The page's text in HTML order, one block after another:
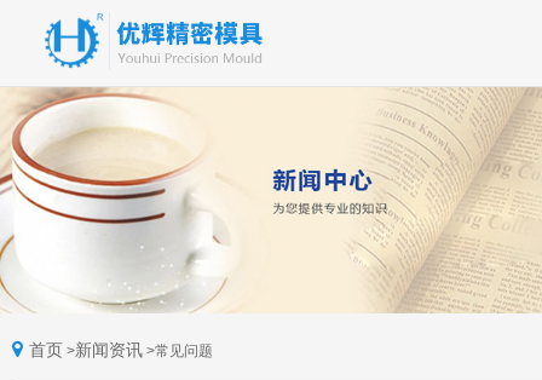
首页 >新闻资讯>常见问题